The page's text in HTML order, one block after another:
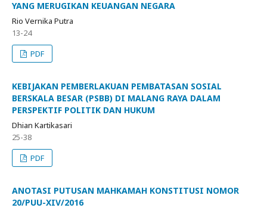
YANG MERUGIKAN KEUANGAN NEGARA
Rio Vernika Putra
13-24
PDF
KEBIJAKAN PEMBERLAKUAN PEMBATASAN SOSIAL
BERSKALA BESAR (PSBB) DI MALANG RAYA DALAM
PERSPEKTIF POLITIK DAN HUKUM
Dhian Kartikasari
25-38
PDF
ANOTASI PUTUSAN MAHKAMAH KONSTITUSI NOMOR
20/PUU-XIV/2016